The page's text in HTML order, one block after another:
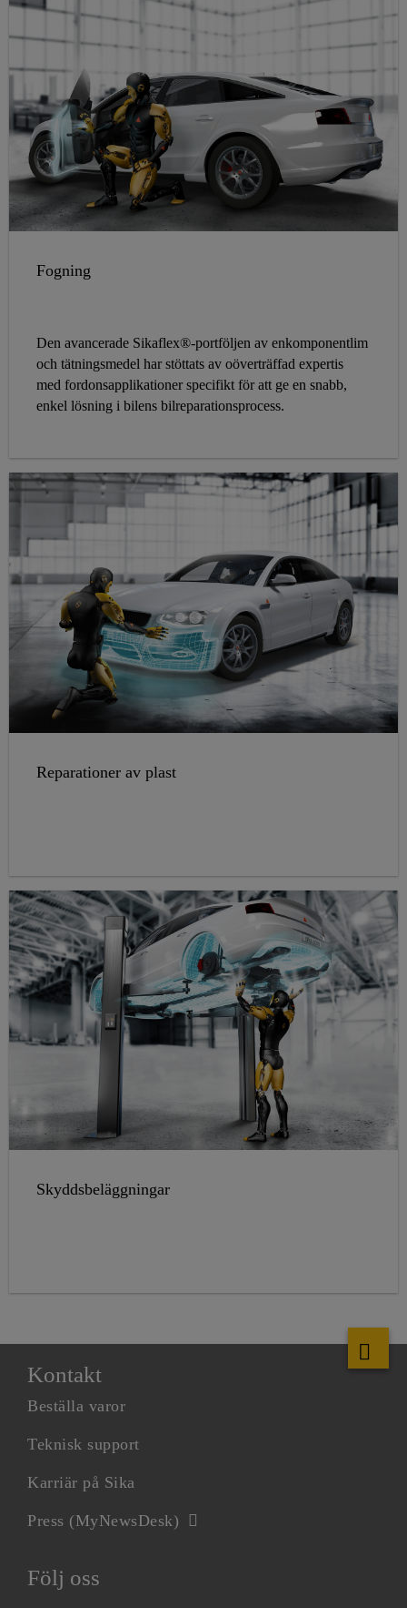
Fogning
Den avancerade Sikaflex®-portföljen av enkomponentlim
och tätningsmedel har stöttats av oöverträffad expertis
med fordonsapplikationer specifikt för att ge en snabb,
enkel lösning i bilens bilreparationsprocess.
Reparationer av plast
Skyddsbeläggningar
Kontakt
Beställa varor
Teknisk support
Karriär på Sika
Press (MyNewsDesk)
Följ oss